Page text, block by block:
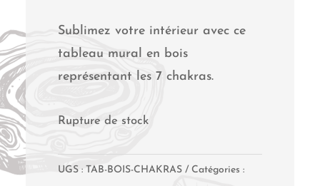
Sublimez votre intérieur avec ce
tableau mural en bois
représentant les 7 chakras.
Rupture de stock
UGS : TAB-BOIS-CHAKRAS Catégories :